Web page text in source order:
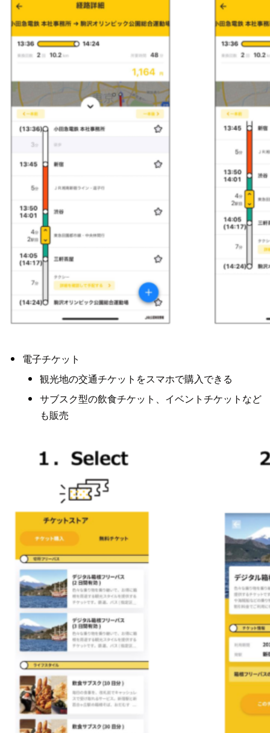
電子チケット
観光地の交通チケットをスマホで購入できる
サブスク型の飲食チケット、イベントチケットなど
も販売